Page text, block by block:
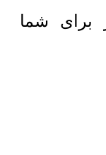
برای شما